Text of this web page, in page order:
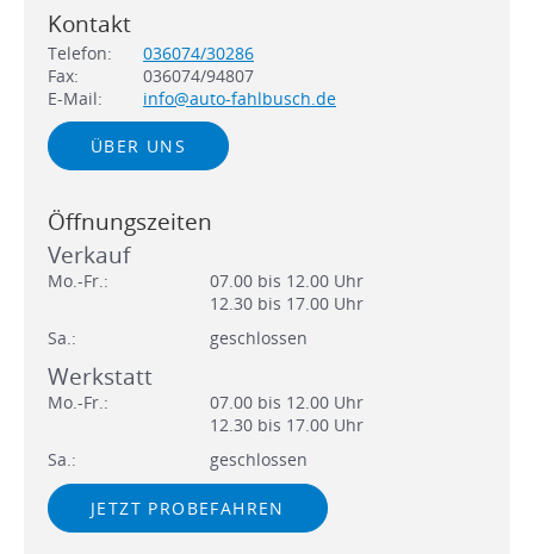
Kontakt
Telefon:
036074/30286
Fax:
036074/94807
E-Mail:
info@auto-fahlbusch.de
ÜBER UNS
Öffnungszeiten
Verkauf
Mo.-Fr.:
07.00 bis 12.00 Uhr
12.30 bis 17.00 Uhr
Sa.:
geschlossen
Werkstatt
Mo.-Fr.:
07.00 bis 12.00 Uhr
12.30 bis 17.00 Uhr
Sa.:
geschlossen
JETZT PROBEFAHREN